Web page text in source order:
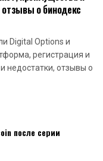
отзывы о бинодекс
Digital Options и
регистрация и
недостатки, отзывы о
после серии